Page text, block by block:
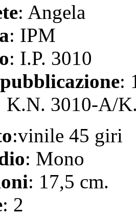
: Angela
: IPM
: I.P. 3010
:
K.N. 3010-A/
:vinile 45 giri
: Mono
: 17,5 cm.
: 2